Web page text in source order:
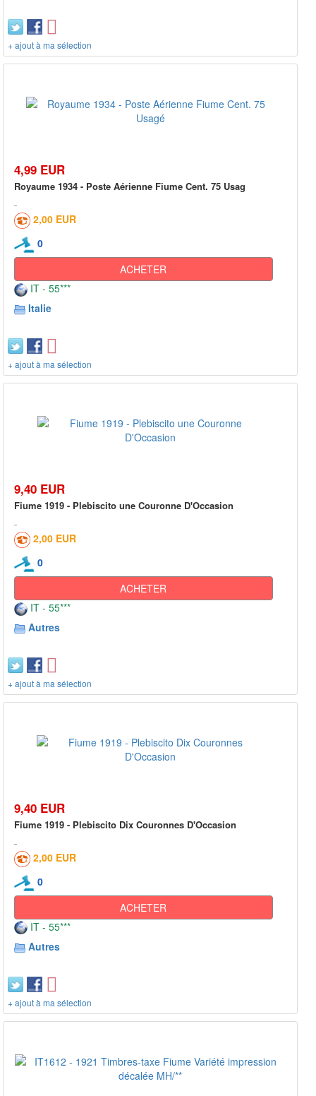
+ ajout à ma sélection
4,99 EUR
Royaume 1934 - Poste Aérienne Fiume Cent. 75 Usag
2,00 EUR
0
ACHETER
IT - 55***
Italie
+ ajout à ma sélection
9,40 EUR
Fiume 1919 - Plebiscito une Couronne D'Occasion
2,00 EUR
0
ACHETER
IT - 55***
Autres
+ ajout à ma sélection
9,40 EUR
Fiume 1919 - Plebiscito Dix Couronnes D'Occasion
2,00 EUR
0
ACHETER
IT - 55***
Autres
+ ajout à ma sélection